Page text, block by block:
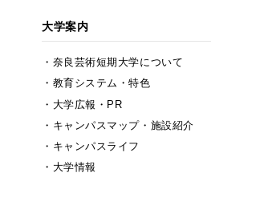
大学案内
奈良芸術短期大学について
教育システム・特色
大学広報・PR
キャンパスマップ・施設紹介
キャンパスライフ
大学情報